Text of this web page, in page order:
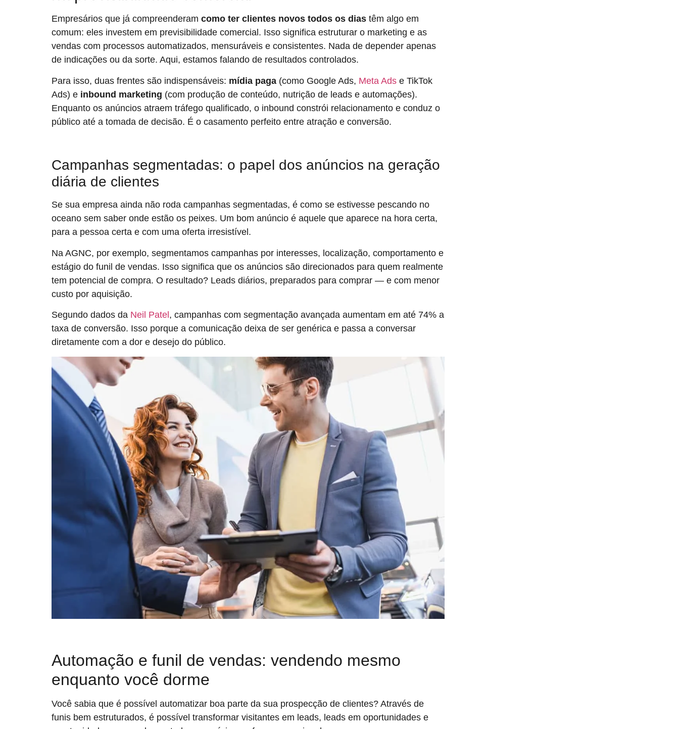
Empresários que já compreenderam como ter clientes novos todos os dias têm algo em
comum: eles investem em previsibilidade comercial. Isso significa estruturar o marketing e as
vendas com processos automatizados, mensuráveis e consistentes. Nada de depender apenas
de indicações ou da sorte. Aqui, estamos falando de resultados controlados.
Para isso, duas frentes são indispensáveis: mídia paga (como Google Ads, Meta Ads e TikTok
Ads) e inbound marketing (com produção de conteúdo, nutrição de leads e automações).
Enquanto os anúncios atraem tráfego qualificado, o inbound constrói relacionamento e conduz o
público até a tomada de decisão. É o casamento perfeito entre atração e conversão.
Campanhas segmentadas: o papel dos anúncios na geração
diária de clientes
Se sua empresa ainda não roda campanhas segmentadas, é como se estivesse pescando no
oceano sem saber onde estão os peixes. Um bom anúncio é aquele que aparece na hora certa,
para a pessoa certa e com uma oferta irresistível.
Na AGNC, por exemplo, segmentamos campanhas por interesses, localização, comportamento e
estágio do funil de vendas. Isso significa que os anúncios são direcionados para quem realmente
tem potencial de compra. O resultado? Leads diários, preparados para comprar — e com menor
custo por aquisição.
Segundo dados da Neil Patel , campanhas com segmentação avançada aumentam em até 74% a
taxa de conversão. Isso porque a comunicação deixa de ser genérica e passa a conversar
diretamente com a dor e desejo do público.
Automação e funil de vendas: vendendo mesmo
enquanto você dorme
Você sabia que é possível automatizar boa parte da sua prospecção de clientes? Através de
funis bem estruturados, é possível transformar visitantes em leads, leads em oportunidades e